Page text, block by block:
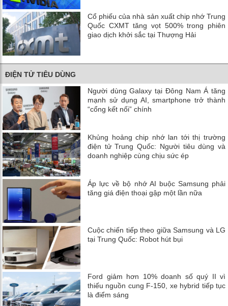
Cổ phiếu của nhà sản xuất chip nhớ Trung
Quốc CXMT tăng vọt 500% trong phiên
giao dịch khởi sắc tại Thượng Hải
ĐIỆN TỬ TIÊU DÙNG
Người dùng Galaxy tại Đông Nam Á tăng
mạnh sử dụng AI, smartphone trở thành
“cổng kết nối” chính
Khủng hoảng chip nhớ lan tới thị trường
điện tử Trung Quốc: Người tiêu dùng và
doanh nghiệp cùng chịu sức ép
Áp lực về bộ nhớ AI buộc Samsung phải
tăng giá điện thoại gập một lần nữa
Cuộc chiến tiếp theo giữa Samsung và LG
tại Trung Quốc: Robot hút bụi
Ford giảm hơn 10% doanh số quý II vì
thiếu nguồn cung F-150, xe hybrid tiếp tục
là điểm sáng